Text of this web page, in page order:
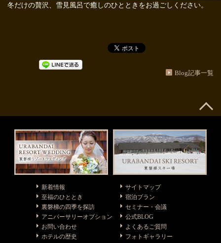
冬だけの贅沢、雪見風呂で癒しのひとときをお過ごしください。
Blog記事一覧
新着情報
至福のひととき
裏磐梯の四季を探訪
アニバーサリーオプション
お問い合わせ
ホテルの歴史
サイトマップ
宿泊プラン
セミナー・会議
公式BLOG
よくあるご質問
フォトギャラリー